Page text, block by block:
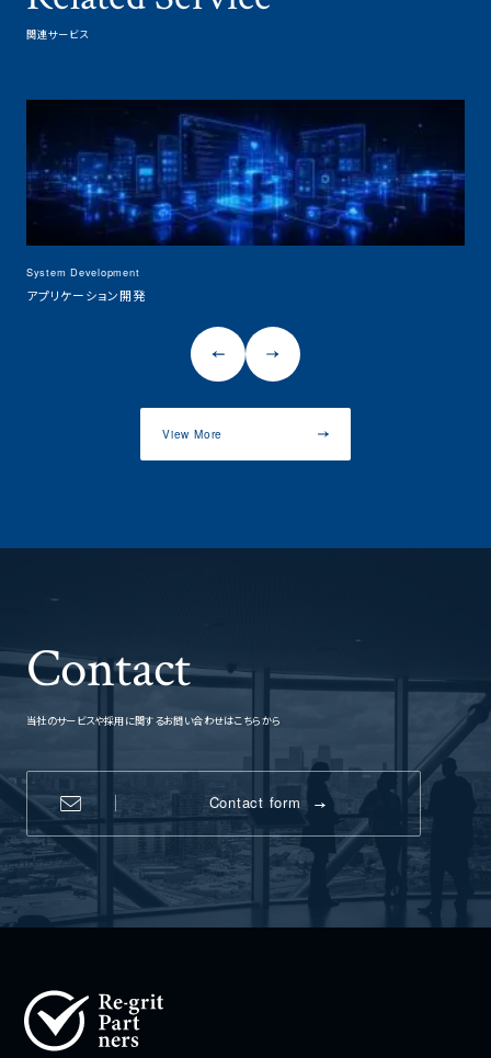
関連サービス
System Development
アプリケーション開発
View More
Contact
当社のサービスや採用に関するお問い合わせはこちらから
Contact form